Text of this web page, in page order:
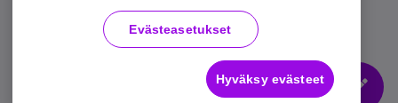
Käyttöehdot Accessibility statement
Evästeasetukset
Evästeasetukset
Hyväksy evästeet